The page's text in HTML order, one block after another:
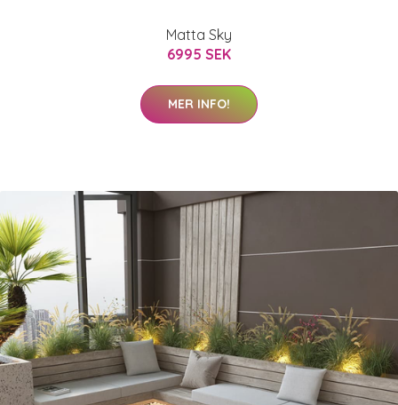
Matta Sky
6995 SEK
MER INFO!